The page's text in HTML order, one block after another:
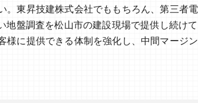
東昇技建株式会社でももちろん、第三者
盤調査を松山市の建設現場で提供し続け
に提供できる体制を強化し、中間マージ